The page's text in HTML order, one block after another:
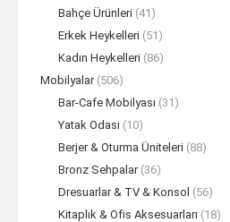
Bahçe Ürünleri (41)
Erkek Heykelleri (51)
Kadın Heykelleri (86)
Mobilyalar (506)
Bar-Cafe Mobilyası (31)
Yatak Odası (10)
Berjer & Oturma Üniteleri (88)
Bronz Sehpalar (36)
Dresuarlar & TV & Konsol (56)
Kitaplık & Ofis Aksesuarları (18)